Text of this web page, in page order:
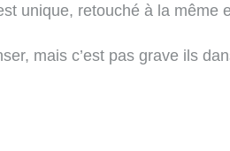
unique, retouché à la même
mais c’est pas grave ils